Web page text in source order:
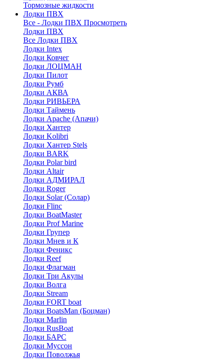
Тормозные жидкости
Лодки ПВХ
Все - Лодки ПВХ Просмотреть
Лодки ПВХ
Все Лодки ПВХ
Лодки Intex
Лодки Ковчег
Лодки ЛОЦМАН
Лодки Пилот
Лодки Румб
Лодки АКВА
Лодки РИВЬЕРА
Лодки Таймень
Лодки Apache (Апачи)
Лодки Хантер
Лодки Kolibri
Лодки Хантер Stels
Лодки BARK
Лодки Polar bird
Лодки Altair
Лодки АДМИРАЛ
Лодки Roger
Лодки Solar (Солар)
Лодки Flinc
Лодки BoatMaster
Лодки Prof Marine
Лодки Групер
Лодки Мнев и К
Лодки Феникс
Лодки Reef
Лодки Флагман
Лодки Три Акулы
Лодки Волга
Лодки Stream
Лодки FORT boat
Лодки BoatsMan (Боцман)
Лодки Marlin
Лодки RusBoat
Лодки БАРС
Лодки Муссон
Лодки Поволжья